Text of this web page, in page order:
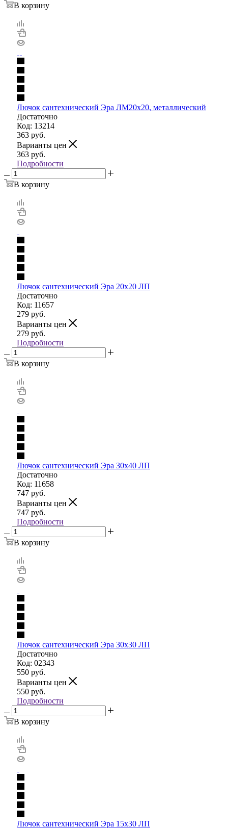
В корзину
Лючок сантехнический Эра ЛМ20х20, металлический
Достаточно
Код: 13214
363 руб.
Варианты цен
363 руб.
Подробности
В корзину
Лючок сантехнический Эра 20х20 ЛП
Достаточно
Код: 11657
279 руб.
Варианты цен
279 руб.
Подробности
В корзину
Лючок сантехнический Эра 30х40 ЛП
Достаточно
Код: 11658
747 руб.
Варианты цен
747 руб.
Подробности
В корзину
Лючок сантехнический Эра 30х30 ЛП
Достаточно
Код: 02343
550 руб.
Варианты цен
550 руб.
Подробности
В корзину
Лючок сантехнический Эра 15х30 ЛП